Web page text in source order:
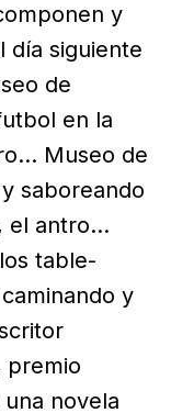
y
día siguiente
de
en la
Museo de
saboreando
el antro…
table-
y
premio
novela